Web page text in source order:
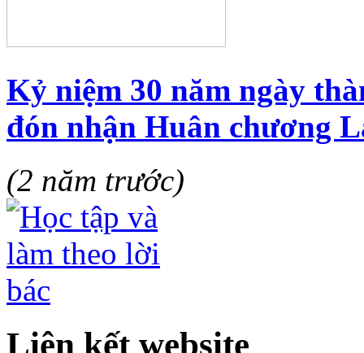
Kỷ niệm 30 năm ngày
đón nhận Huân chương
(2 năm trước)
Liên kết website